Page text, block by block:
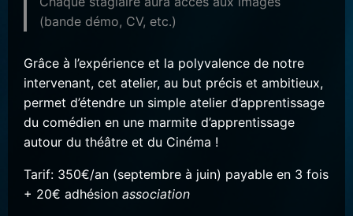
(bande démo, CV, etc.)
Grâce à l’expérience et la polyvalence de notre
intervenant, cet atelier, au but précis et ambitieux,
permet d’étendre un simple atelier d’apprentissage
du comédien en une marmite d’apprentissage
autour du théâtre et du Cinéma !
Tarif: 350€/an (septembre à juin) payable en 3 fois
+ 20€ adhésion association